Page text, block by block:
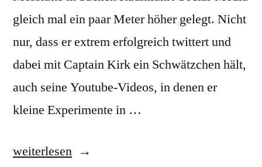
gleich mal ein paar Meter höher gelegt. Nicht
nur, dass er extrem erfolgreich twittert und
dabei mit Captain Kirk ein Schwätzchen hält,
auch seine Youtube-Videos, in denen er
kleine Experimente in …
„ISS-
weiterlesen